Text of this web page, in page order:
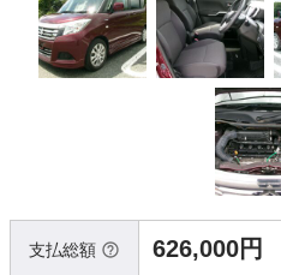
支払総額 626,000円